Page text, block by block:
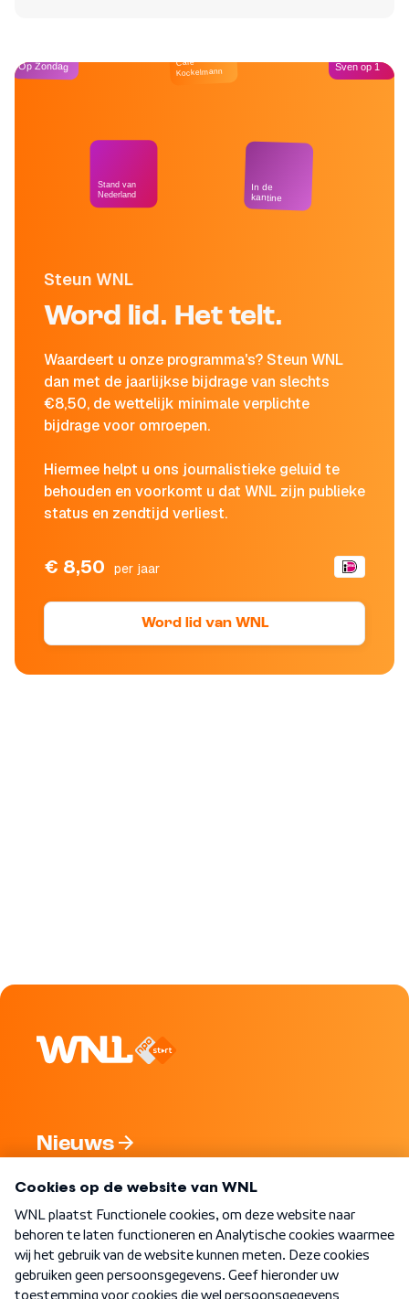
Steun WNL
Word lid. Het telt.
Waardeert u onze programma's? Steun WNL
dan met de jaarlijkse bijdrage van slechts
€8,50, de wettelijk minimale verplichte
bijdrage voor omroepen.
Hiermee helpt u ons journalistieke geluid te
behouden en voorkomt u dat WNL zijn publieke
status en zendtijd verliest.
€ 8,50 per jaar
Word lid van WNL
Op Zondag
Stand van
Nederland
Café
Kockelmann
In de
kantine
Sven op 1
Nieuws
Nieuwsbrief
Word Lid